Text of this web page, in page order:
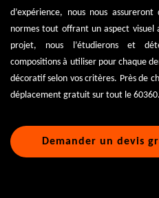
d’expérience, nous nous
normes tout offrant un aspect
projet, nous l’étudierons et
compositions à utiliser pour chaque
décoratif selon vos critères. Près de
déplacement gratuit sur tout le 60360.
Demander un devis